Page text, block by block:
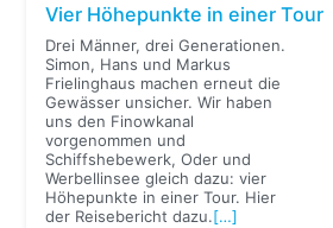
Vier Höhepunkte in einer Tour
Drei Männer, drei Generationen.
Simon, Hans und Markus
Frielinghaus machen erneut die
Gewässer unsicher. Wir haben
uns den Finowkanal
vorgenommen und
Schiffshebewerk, Oder und
Werbellinsee gleich dazu: vier
Höhepunkte in einer Tour. Hier
der Reisebericht dazu.[…]